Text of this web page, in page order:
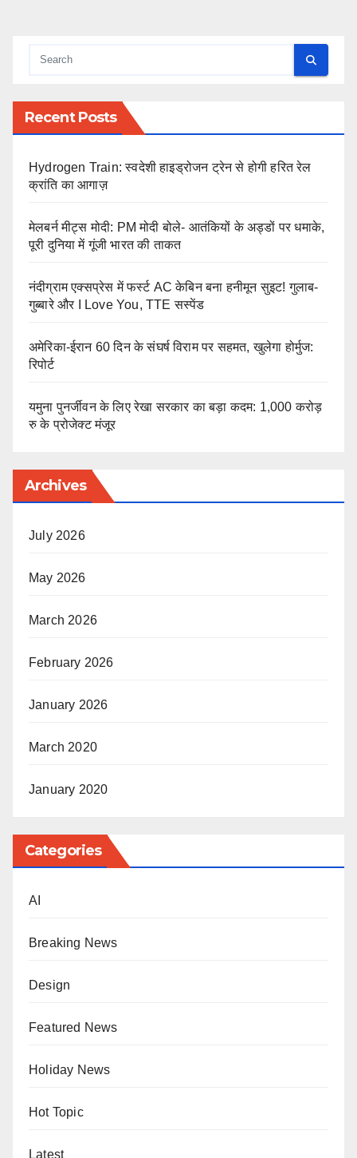
Recent Posts
Hydrogen Train: स्वदेशी हाइड्रोजन ट्रेन से होगी हरित रेल
क्रांति का आगाज़
मेलबर्न मीट्स मोदी: PM मोदी बोले- आतंकियों के अड्डों पर धमाके,
पूरी दुनिया में गूंजी भारत की ताकत
नंदीग्राम एक्सप्रेस में फर्स्ट AC केबिन बना हनीमून सुइट! गुलाब-
गुब्बारे और I Love You, TTE सस्पेंड
अमेरिका-ईरान 60 दिन के संघर्ष विराम पर सहमत, खुलेगा होर्मुज:
रिपोर्ट
यमुना पुनर्जीवन के लिए रेखा सरकार का बड़ा कदम: 1,000 करोड़
रु के प्रोजेक्ट मंजूर
Archives
July 2026
May 2026
March 2026
February 2026
January 2026
March 2020
January 2020
Categories
AI
Breaking News
Design
Featured News
Holiday News
Hot Topic
Latest